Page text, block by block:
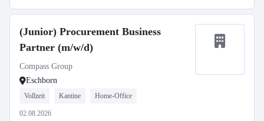
(Junior) Procurement Business
Partner (m/w/d)
Compass Group
Eschborn
Vollzeit Kantine Home-Office
02.08.2026